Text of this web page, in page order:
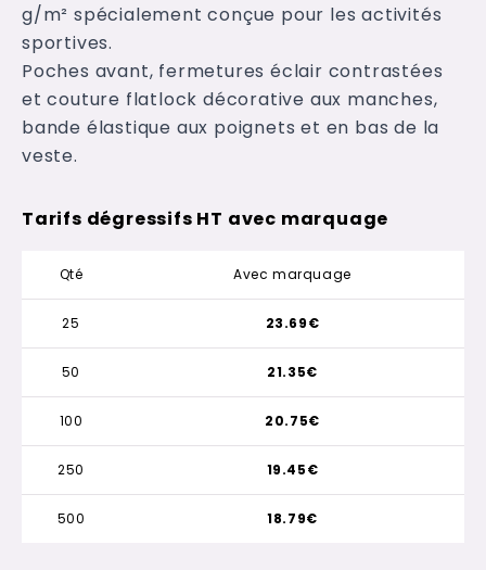
g/m² spécialement conçue pour les activités
sportives.
Poches avant, fermetures éclair contrastées
et couture flatlock décorative aux manches,
bande élastique aux poignets et en bas de la
veste.
Tarifs dégressifs HT avec marquage
Qté Avec marquage
25
50
100
250
500
23.69€
21.35€
20.75€
19.45€
18.79€